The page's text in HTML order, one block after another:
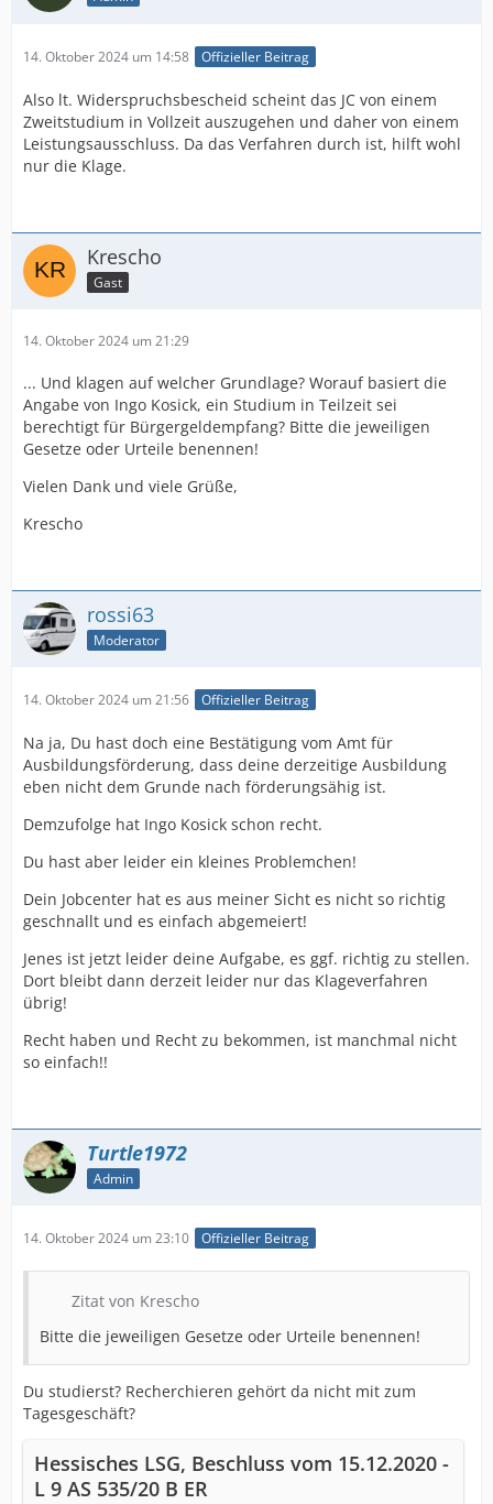
14. Oktober 2024 um 14:58 Offizieller Beitrag
Also lt. Widerspruchsbescheid scheint das JC von einem
Zweitstudium in Vollzeit auszugehen und daher von einem
Leistungsausschluss. Da das Verfahren durch ist, hilft wohl
nur die Klage.
Krescho
Gast
14. Oktober 2024 um 21:29
... Und klagen auf welcher Grundlage? Worauf basiert die
Angabe von Ingo Kosick, ein Studium in Teilzeit sei
berechtigt für Bürgergeldempfang? Bitte die jeweiligen
Gesetze oder Urteile benennen!
Vielen Dank und viele Grüße,
Krescho
rossi63
Moderator
14. Oktober 2024 um 21:56 Offizieller Beitrag
Na ja, Du hast doch eine Bestätigung vom Amt für
Ausbildungsförderung, dass deine derzeitige Ausbildung
eben nicht dem Grunde nach förderungsähig ist.
Demzufolge hat Ingo Kosick schon recht.
Du hast aber leider ein kleines Problemchen!
Dein Jobcenter hat es aus meiner Sicht es nicht so richtig
geschnallt und es einfach abgemeiert!
Jenes ist jetzt leider deine Aufgabe, es ggf. richtig zu stellen.
Dort bleibt dann derzeit leider nur das Klageverfahren
übrig!
Recht haben und Recht zu bekommen, ist manchmal nicht
so einfach!!
Turtle1972
Admin
14. Oktober 2024 um 23:10 Offizieller Beitrag
Zitat von Krescho
Bitte die jeweiligen Gesetze oder Urteile benennen!
Du studierst? Recherchieren gehört da nicht mit zum
Tagesgeschäft?
Hessisches LSG, Beschluss vom 15.12.2020 -
L 9 AS 535/20 B ER